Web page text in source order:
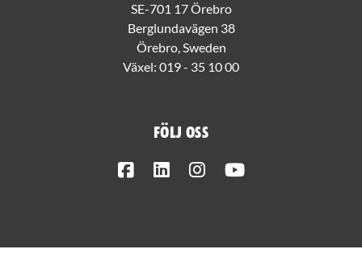
SE-701 17 Örebro
Berglundavägen 38
Örebro, Sweden
Växel: 019 - 35 10 00
Följ oss
FacebookLinkedInInstagram